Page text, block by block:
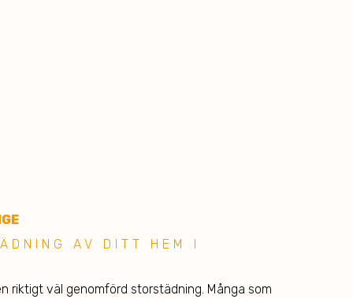
AV DITT HEM I
riktigt väl genomförd storstädning. Många som